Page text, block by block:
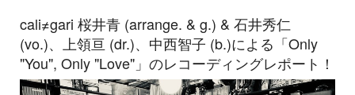
cali≠gari 桜井青 (arrange. & g.) & 石井秀仁
(vo.)、上領亘 (dr.)、中西智子 (b.)による「Only
"You", Only "Love"」のレコーディングレポート！